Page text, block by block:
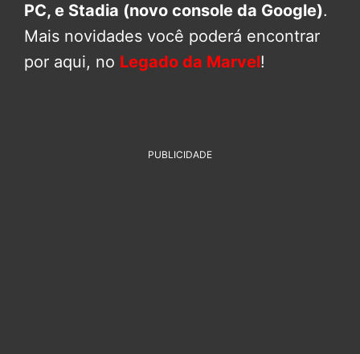
PC, e Stadia (novo console da Google).
Mais novidades você poderá encontrar
por aqui, no Legado da Marvel!
PUBLICIDADE